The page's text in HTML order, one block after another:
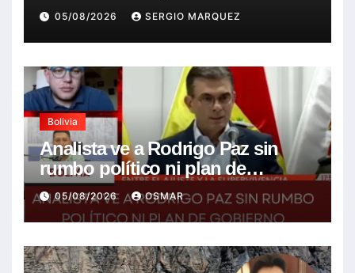
05/08/2026 SERGIO MARQUEZ
Bolivia
Analista ve a Rodrigo Paz sin
rumbo político ni plan de
gobierno
05/08/2026 OSMAR